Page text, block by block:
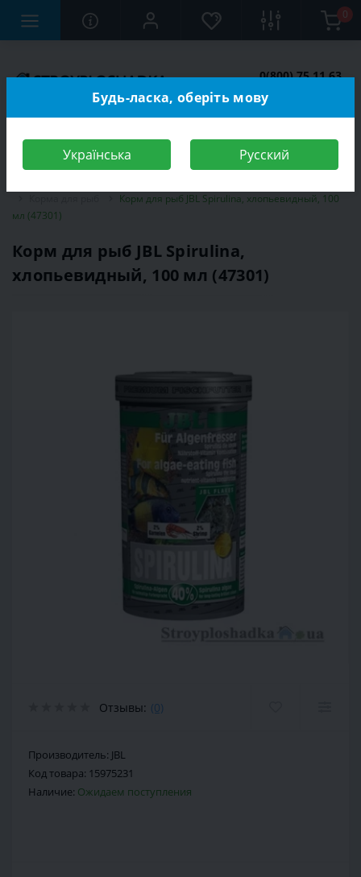
0
0(800) 75 11 63
Корм для рыб JBL Spirulina, хлопьевидный, 100
мл (47301)
Корм для рыб JBL Spirulina,
хлопьевидный, 100 мл (47301)
Отзывы: (0)
Производитель: JBL
Код товара: 15975231
Наличие: Ожидаем поступления
Будь-ласка, оберіть мову
Українська Русский